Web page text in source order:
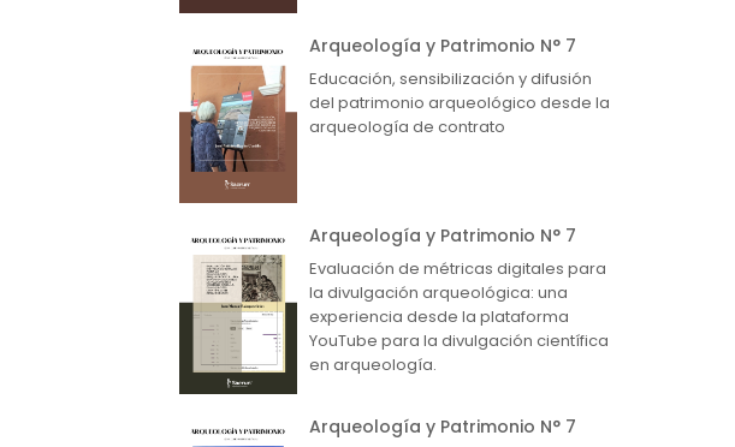
Arqueología y Patrimonio N° 7
Educación, sensibilización y difusión
del patrimonio arqueológico desde la
arqueología de contrato
Arqueología y Patrimonio N° 7
Evaluación de métricas digitales para
la divulgación arqueológica: una
experiencia desde la plataforma
YouTube para la divulgación científica
en arqueología.
Arqueología y Patrimonio N° 7